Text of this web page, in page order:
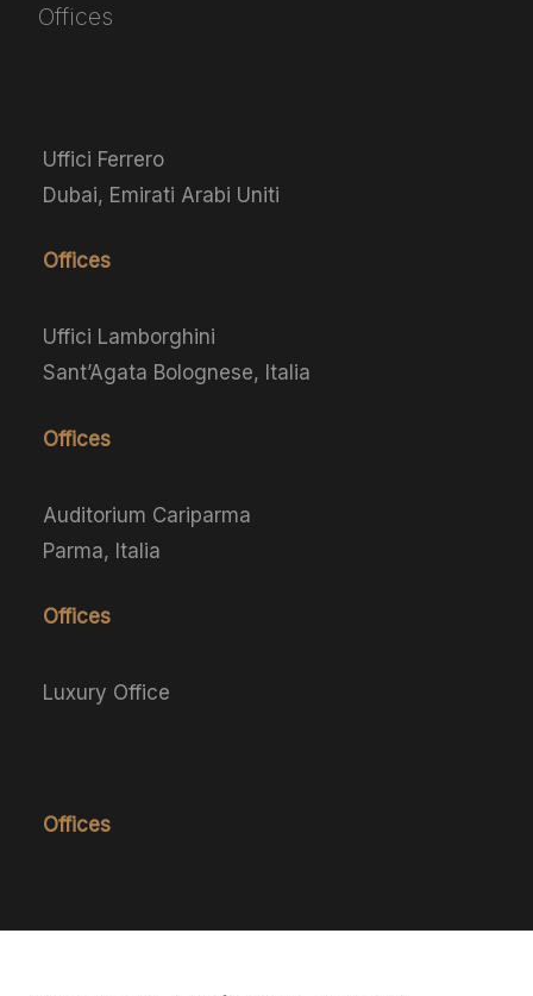
Offices
Uffici Ferrero
Dubai, Emirati Arabi Uniti
Offices
Uffici Lamborghini
Sant’Agata Bolognese, Italia
Offices
Auditorium Cariparma
Parma, Italia
Offices
Luxury Office
Offices